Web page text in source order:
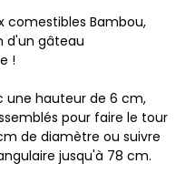
comestibles Bambou,
d'un gâteau
!
une hauteur de 6 cm,
pour faire le tour
de diamètre ou suivre
jusqu'à 78 cm.